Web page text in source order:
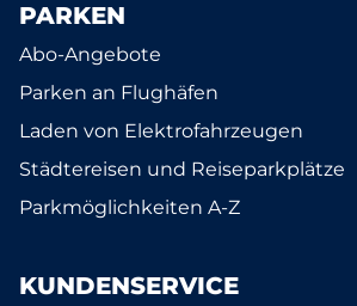
PARKEN
Abo-Angebote
Parken an Flughäfen
Laden von Elektrofahrzeugen
Städtereisen und Reiseparkplätze
Parkmöglichkeiten A-Z
KUNDENSERVICE